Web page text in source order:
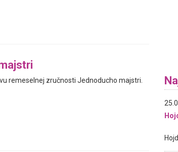
remeselnej zručnosti Jednoducho majstri.